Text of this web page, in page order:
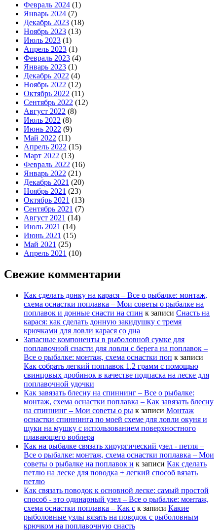
Февраль 2024 (1)
Январь 2024 (7)
Декабрь 2023 (18)
Ноябрь 2023 (13)
Июль 2023 (1)
Апрель 2023 (1)
Февраль 2023 (4)
Январь 2023 (1)
Декабрь 2022 (4)
Ноябрь 2022 (12)
Октябрь 2022 (11)
Сентябрь 2022 (12)
Август 2022 (8)
Июль 2022 (8)
Июнь 2022 (9)
Май 2022 (11)
Апрель 2022 (15)
Март 2022 (13)
Февраль 2022 (16)
Январь 2022 (21)
Декабрь 2021 (20)
Ноябрь 2021 (23)
Октябрь 2021 (13)
Сентябрь 2021 (7)
Август 2021 (14)
Июль 2021 (14)
Июнь 2021 (15)
Май 2021 (25)
Апрель 2021 (10)
Свежие комментарии
Как сделать донку на карася – Все о рыбалке: монтаж,
схема оснастки поплавка – Мои советы о рыбалке на
поплавок и донные снасти на спин к записи Снасть на
карася: как сделать донную закидушку с тремя
крючками для ловли карася со дна
Запасные компоненты в рыболовной сумке для
поплавочной снасти для ловли с берега на поплавок –
Все о рыбалке: монтаж, схема оснастки поп к записи
Как собрать легкий поплавок 1.2 грамм с помощью
свинцовых дробинок в качестве подпаска на леске для
поплавочной удочки
Как завязать блесну на спиннинг – Все о рыбалке:
монтаж, схема оснастки поплавка – Как завязать блесну
на спиннинг – Мои советы о ры к записи Монтаж
оснастки спиннинга по моей схеме для ловли окуня и
щуки на мушку с использованием поверхностного
плавающего воблера
Как на рыбалке связать хирургический узел - петля –
Все о рыбалке: монтаж, схема оснастки поплавка – Мои
советы о рыбалке на поплавок и к записи Как сделать
петлю на леске для поводка + легкий способ вязать
петлю
Как связать поводок к основной леске: самый простой
способ - это одинарный узел – Все о рыбалке: монтаж,
схема оснастки поплавка – Как с к записи Какие
рыболовные узлы вязать на поводок с рыболовным
крючком на поплавочную снасть